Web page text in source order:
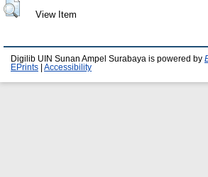
View Item
Digilib UIN Sunan Ampel Surabaya is powered by
EPrints
Accessibility